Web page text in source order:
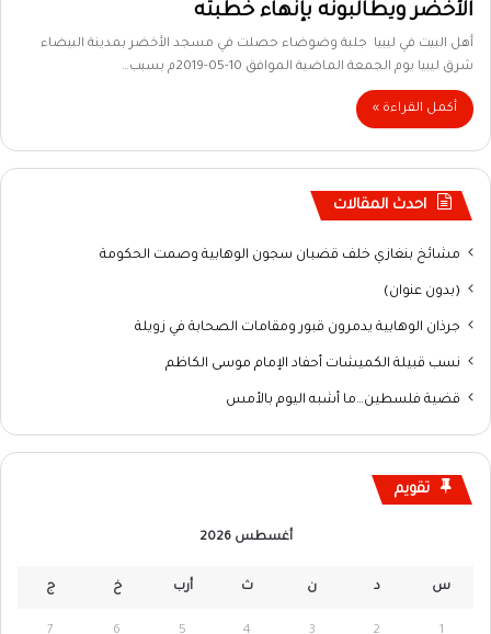
الأخضر ويطالبونه بإنهاء خطبته
أهل البيت في ليبيا جلبة وضوضاء حصلت في مسجد الأخضر بمدينة البيضاء
شرق ليبيا يوم الجمعة الماضية الموافق 10-05-2019م بسبب…
أكمل القراءة »
احدث المقالات
مشائخ بنغازي خلف قضبان سجون الوهابية وصمت الحكومة
(بدون عنوان)
جرذان الوهابية يدمرون قبور ومقامات الصحابة في زويلة
نسب قبيلة الكميشات أحفاد الإمام موسى الكاظم
قضية فلسطين…ما أشبه اليوم بالأمس
تقويم
أغسطس 2026
س د ن ث أرب خ ج